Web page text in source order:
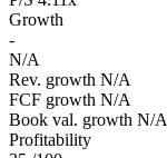
Growth
-
N/A
Rev. growth N/A
FCF growth N/A
Book val. growth N/A
Profitability